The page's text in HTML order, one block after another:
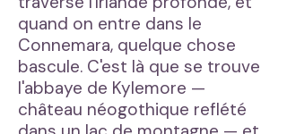
quand on entre dans le
Connemara, quelque chose
bascule. C'est là que se trouve
l'abbaye de Kylemore —
château néogothique reflété